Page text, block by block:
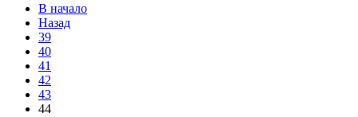
В начало
Назад
39
40
41
42
43
44